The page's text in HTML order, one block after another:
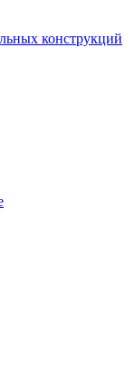
конструкций